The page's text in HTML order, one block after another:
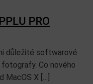
PRO
důležité softwarové
Co nového
MacOS X […]